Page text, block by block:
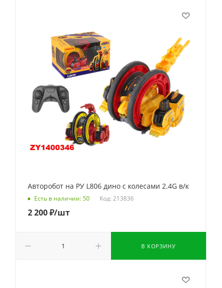
Авторобот на РУ L806 дино с колесами 2.4G в/к
Есть в наличии: 50 Код: 213836
2 200₽/шт
В КОРЗИНУ